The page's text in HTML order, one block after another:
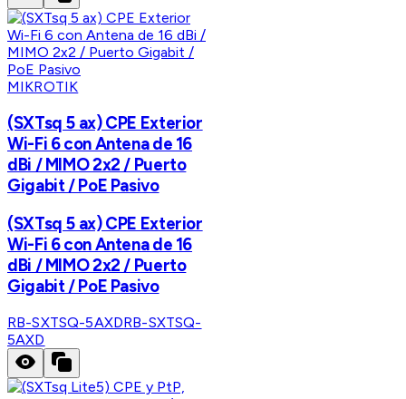
MIKROTIK
(SXTsq 5 ax) CPE Exterior
Wi-Fi 6 con Antena de 16
dBi / MIMO 2x2 / Puerto
Gigabit / PoE Pasivo
(SXTsq 5 ax) CPE Exterior
Wi-Fi 6 con Antena de 16
dBi / MIMO 2x2 / Puerto
Gigabit / PoE Pasivo
RB-SXTSQ-5AXDRB-SXTSQ-
5AXD